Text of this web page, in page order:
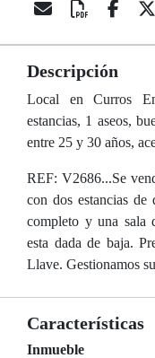
Descripción
Local en Curros
estancias, 1 aseos,
entre 25 y 30 años,
REF: V2686...Se
con dos estancias de
completo y una sala
esta dada de baja.
Llave. Gestionamos
Características
Inmueble